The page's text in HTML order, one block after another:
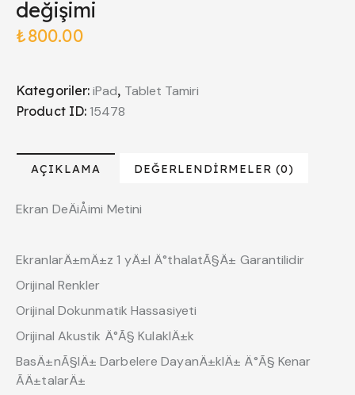
değişimi
₺800.00
Kategoriler:iPad, Tablet Tamiri
Product ID: 15478
AÇIKLAMA DEĞERLENDIRMELER (0)
Ekran DeÄiÅimi Metini
EkranlarÄ±mÄ±z 1 yÄ±l Ä°thalatÃ§Ä± Garantilidir
Orijinal Renkler
Orijinal Dokunmatik Hassasiyeti
Orijinal Akustik Ä°Ã§ KulaklÄ±k
BasÄ±nÃ§lÄ± Darbelere DayanÄ±klÄ± Ä°Ã§ Kenar
ÃÄ±talarÄ±